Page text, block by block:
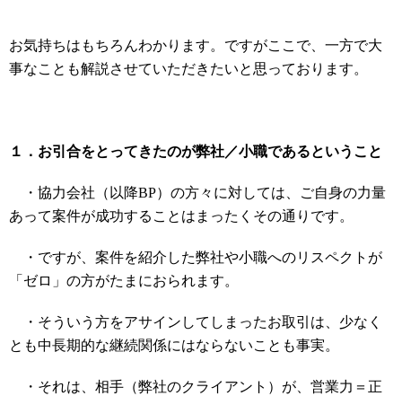
お気持ちはもちろんわかります。ですがここで、一方で大
事なことも解説させていただきたいと思っております。
１．お引合をとってきたのが弊社／小職であるということ
・協力会社（以降BP）の方々に対しては、ご自身の力量
あって案件が成功することはまったくその通りです。
・ですが、案件を紹介した弊社や小職へのリスペクトが
「ゼロ」の方がたまにおられます。
・そういう方をアサインしてしまったお取引は、少なく
とも中長期的な継続関係にはならないことも事実。
・それは、相手（弊社のクライアント）が、営業力＝正